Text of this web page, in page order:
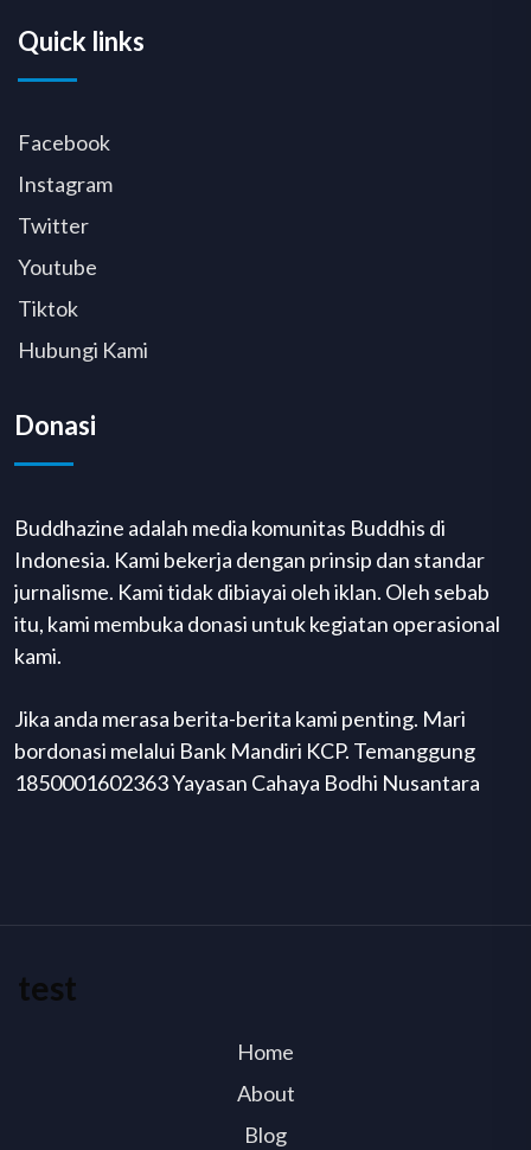
Quick links
Facebook
Instagram
Twitter
Youtube
Tiktok
Hubungi Kami
Donasi
Buddhazine adalah media komunitas Buddhis di
Indonesia. Kami bekerja dengan prinsip dan standar
jurnalisme. Kami tidak dibiayai oleh iklan. Oleh sebab
itu, kami membuka donasi untuk kegiatan operasional
kami.
Jika anda merasa berita-berita kami penting. Mari
bordonasi melalui Bank Mandiri KCP. Temanggung
1850001602363 Yayasan Cahaya Bodhi Nusantara
test
Home
About
Blog